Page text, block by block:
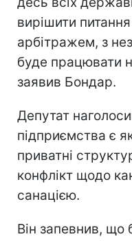
вирішити
арбітражем, з
буде працювати
заявив Бондар.
Депутат
підприємства є
приватні
конфлікт щодо
санацією.
Він запевнив, що